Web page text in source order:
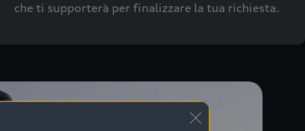
che ti supporterà per finalizzare la tua richiesta.